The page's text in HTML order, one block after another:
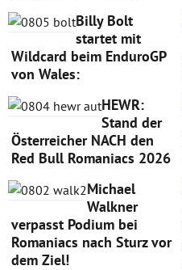
Billy Bolt
startet mit
Wildcard beim EnduroGP
von Wales:
HEWR:
Stand der
Österreicher NACH den
Red Bull Romaniacs 2026
Michael
Walkner
verpasst Podium bei
Romaniacs nach Sturz vor
dem Ziel!